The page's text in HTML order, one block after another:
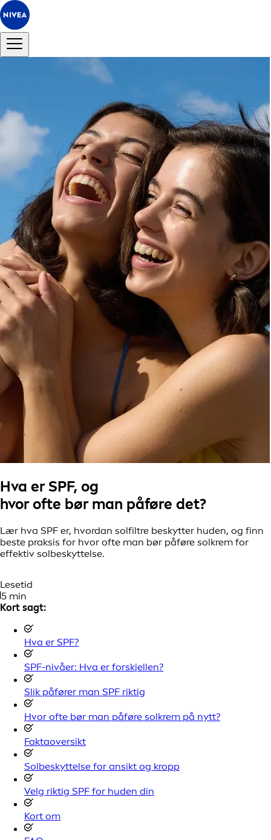
Hva er SPF, og
hvor ofte bør man påføre det?
Lær hva SPF er, hvordan solfiltre beskytter huden, og finn
beste praksis for hvor ofte man bør påføre solkrem for
effektiv solbeskyttelse.
Lesetid
5 min
Kort sagt:
Hva er SPF?
SPF-nivåer: Hva er forskjellen?
Slik påfører man SPF riktig
Hvor ofte bør man påføre solkrem på nytt?
Faktaoversikt
Solbeskyttelse for ansikt og kropp
Velg riktig SPF for huden din
Kort om